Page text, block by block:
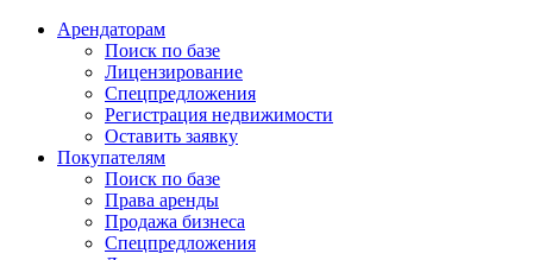
Арендаторам
Поиск по базе
Лицензирование
Спецпредложения
Регистрация недвижимости
Оставить заявку
Покупателям
Поиск по базе
Права аренды
Продажа бизнеса
Спецпредложения